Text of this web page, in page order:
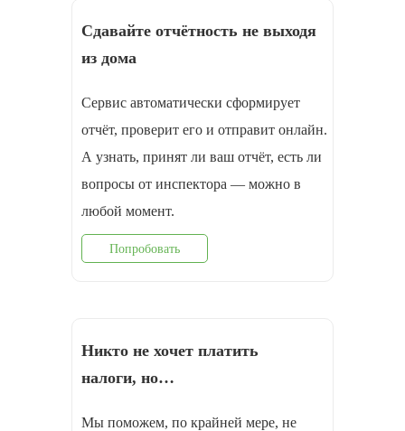
Сдавайте отчётность не выходя
из дома
Сервис автоматически сформирует
отчёт, проверит его и отправит онлайн.
А узнать, принят ли ваш отчёт, есть ли
вопросы от инспектора — можно в
любой момент.
Попробовать
Никто не хочет платить
налоги, но…
Мы поможем, по крайней мере, не